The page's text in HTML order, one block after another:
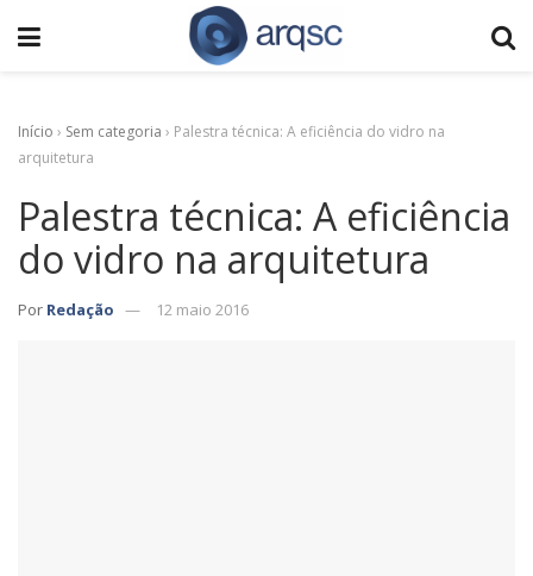
Início › Sem categoria › Palestra técnica: A eficiência do vidro na
arquitetura
Palestra técnica: A eficiência
do vidro na arquitetura
Por Redação 12 maio 2016